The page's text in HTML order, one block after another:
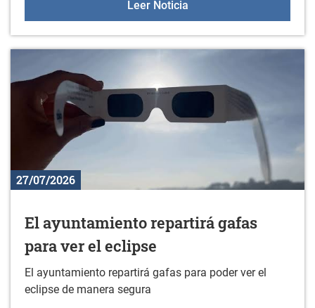
Leer NoticiaOferta deportiva en
27/07/2026
El ayuntamiento repartirá gafas
para ver el eclipse
El ayuntamiento repartirá gafas para poder ver el
eclipse de manera segura